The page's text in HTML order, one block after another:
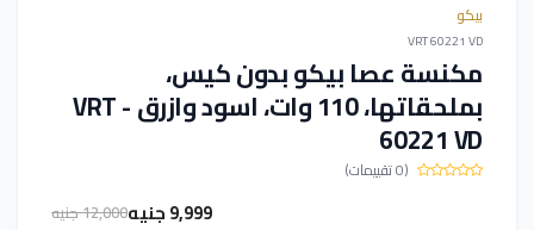
بيكو
VRT 60221 VD
مكنسة عصا بيكو بدون كيس،
بملحقاتها، 110 وات، اسود وازرق - VRT
60221 VD
(0 تقييمات)
9,999 جنيه
12,000 جنيه